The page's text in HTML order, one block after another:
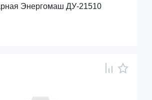
Энергомаш ДУ-21510